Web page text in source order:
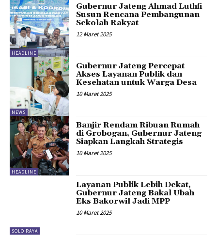
HEADLINE
Gubernur Jateng Ahmad Luthfi
Susun Rencana Pembangunan
Sekolah Rakyat
12 Maret 2025
NEWS
Gubernur Jateng Percepat
Akses Layanan Publik dan
Kesehatan untuk Warga Desa
10 Maret 2025
HEADLINE
Banjir Rendam Ribuan Rumah
di Grobogan, Gubernur Jateng
Siapkan Langkah Strategis
10 Maret 2025
SOLO RAYA
Layanan Publik Lebih Dekat,
Gubernur Jateng Bakal Ubah
Eks Bakorwil Jadi MPP
10 Maret 2025